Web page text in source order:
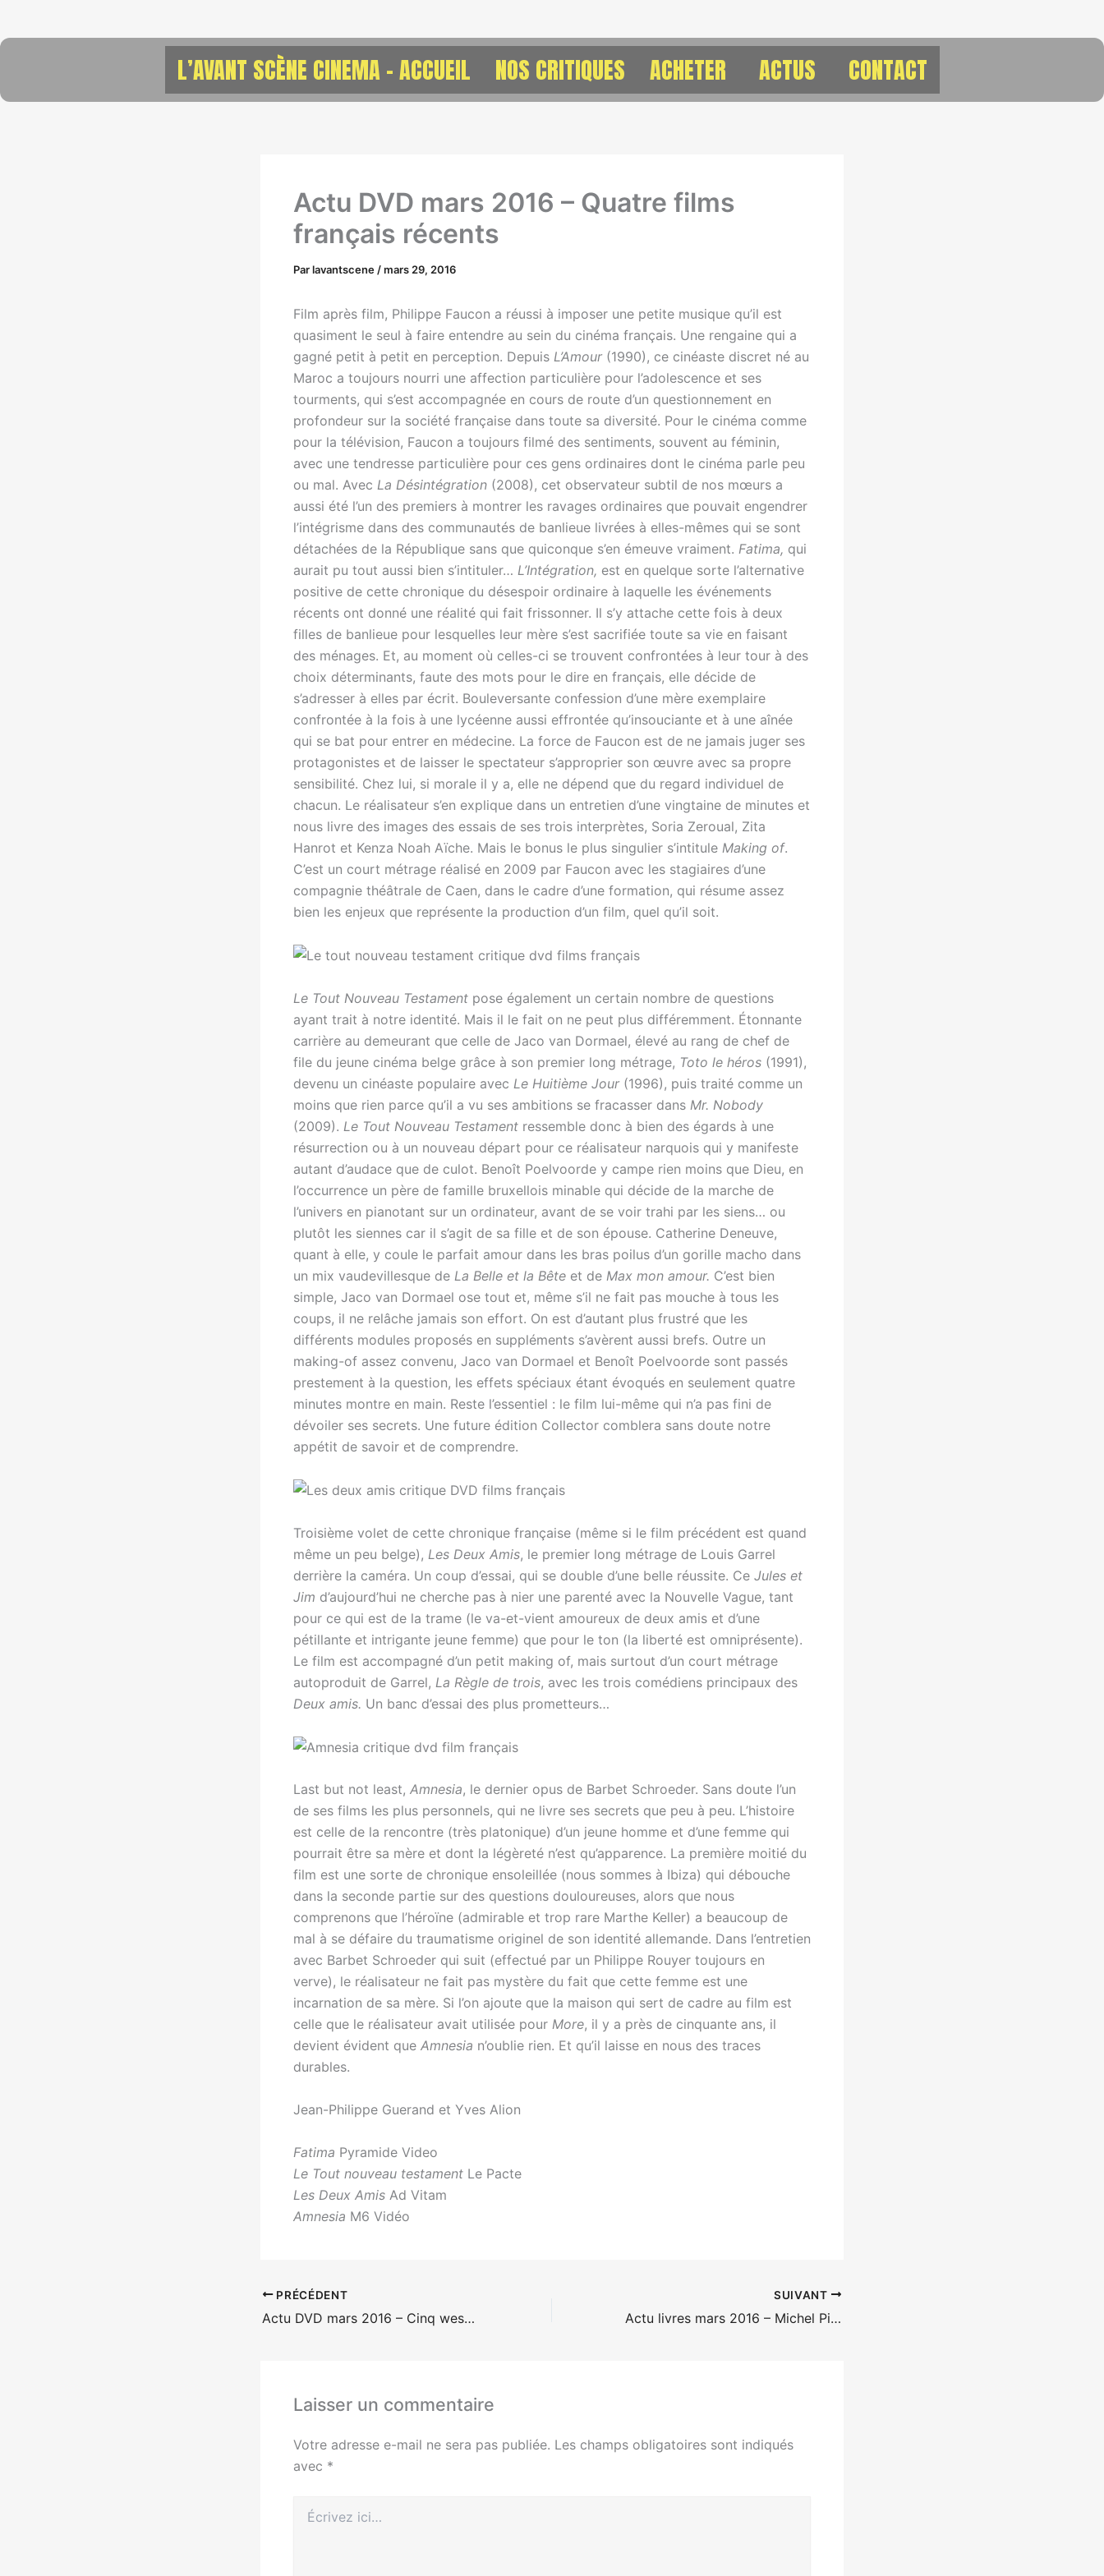
L’AVANT SCÈNE CINEMA – ACCUEIL NOS CRITIQUES ACHETER ACTUS CONTACT
Actu DVD mars 2016 – Quatre films
français récents
Parlavantscene /mars 29, 2016
Film après film, Philippe Faucon a réussi à imposer une petite musique qu’il est
quasiment le seul à faire entendre au sein du cinéma français. Une rengaine qui a
gagné petit à petit en perception. Depuis L’Amour(1990), ce cinéaste discret né au
Maroc a toujours nourri une affection particulière pour l’adolescence et ses
tourments, qui s’est accompagnée en cours de route d’un questionnement en
profondeur sur la société française dans toute sa diversité. Pour le cinéma comme
pour la télévision, Faucon a toujours filmé des sentiments, souvent au féminin,
avec une tendresse particulière pour ces gens ordinaires dont le cinéma parle peu
ou mal. Avec La Désintégration (2008), cet observateur subtil de nos mœurs a
aussi été l’un des premiers à montrer les ravages ordinaires que pouvait engendrer
l’intégrisme dans des communautés de banlieue livrées à elles-mêmes qui se sont
détachées de la République sans que quiconque s’en émeuve vraiment. Fatima, qui
aurait pu tout aussi bien s’intituler… L’Intégration, est en quelque sorte l’alternative
positive de cette chronique du désespoir ordinaire à laquelle les événements
récents ont donné une réalité qui fait frissonner. Il s’y attache cette fois à deux
filles de banlieue pour lesquelles leur mère s’est sacrifiée toute sa vie en faisant
des ménages. Et, au moment où celles-ci se trouvent confrontées à leur tour à des
choix déterminants, faute des mots pour le dire en français, elle décide de
s’adresser à elles par écrit. Bouleversante confession d’une mère exemplaire
confrontée à la fois à une lycéenne aussi effrontée qu’insouciante et à une aînée
qui se bat pour entrer en médecine. La force de Faucon est de ne jamais juger ses
protagonistes et de laisser le spectateur s’approprier son œuvre avec sa propre
sensibilité. Chez lui, si morale il y a, elle ne dépend que du regard individuel de
chacun. Le réalisateur s’en explique dans un entretien d’une vingtaine de minutes et
nous livre des images des essais de ses trois interprètes, Soria Zeroual, Zita
Hanrot et Kenza Noah Aïche. Mais le bonus le plus singulier s’intitule Making of.
C’est un court métrage réalisé en 2009 par Faucon avec les stagiaires d’une
compagnie théâtrale de Caen, dans le cadre d’une formation, qui résume assez
bien les enjeux que représente la production d’un film, quel qu’il soit.
Le Tout Nouveau Testament pose également un certain nombre de questions
ayant trait à notre identité. Mais il le fait on ne peut plus différemment. Étonnante
carrière au demeurant que celle de Jaco van Dormael, élevé au rang de chef de
file du jeune cinéma belge grâce à son premier long métrage, Toto le héros (1991),
devenu un cinéaste populaire avec Le Huitième Jour(1996), puis traité comme un
moins que rien parce qu’il a vu ses ambitions se fracasser dans Mr. Nobody
(2009). Le Tout Nouveau Testament ressemble donc à bien des égards à une
résurrection ou à un nouveau départ pour ce réalisateur narquois qui y manifeste
autant d’audace que de culot. Benoît Poelvoorde y campe rien moins que Dieu, en
l’occurrence un père de famille bruxellois minable qui décide de la marche de
l’univers en pianotant sur un ordinateur, avant de se voir trahi par les siens… ou
plutôt les siennes car il s’agit de sa fille et de son épouse. Catherine Deneuve,
quant à elle, y coule le parfait amour dans les bras poilus d’un gorille macho dans
un mix vaudevillesque de La Belle et la Bête et de Max mon amour. C’est bien
simple, Jaco van Dormael ose tout et, même s’il ne fait pas mouche à tous les
coups, il ne relâche jamais son effort. On est d’autant plus frustré que les
différents modules proposés en suppléments s’avèrent aussi brefs. Outre un
making-of assez convenu, Jaco van Dormael et Benoît Poelvoorde sont passés
prestement à la question, les effets spéciaux étant évoqués en seulement quatre
minutes montre en main. Reste l’essentiel : le film lui-même qui n’a pas fini de
dévoiler ses secrets. Une future édition Collector comblera sans doute notre
appétit de savoir et de comprendre.
Troisième volet de cette chronique française (même si le film précédent est quand
même un peu belge), Les Deux Amis, le premier long métrage de Louis Garrel
derrière la caméra. Un coup d’essai, qui se double d’une belle réussite. Ce Jules et
Jim d’aujourd’hui ne cherche pas à nier une parenté avec la Nouvelle Vague, tant
pour ce qui est de la trame (le va-et-vient amoureux de deux amis et d’une
pétillante et intrigante jeune femme) que pour le ton (la liberté est omniprésente).
Le film est accompagné d’un petit making of, mais surtout d’un court métrage
autoproduit de Garrel, La Règle de trois, avec les trois comédiens principaux des
Deux amis. Un banc d’essai des plus prometteurs…
Last but not least, Amnesia, le dernier opus de Barbet Schroeder. Sans doute l’un
de ses films les plus personnels, qui ne livre ses secrets que peu à peu. L’histoire
est celle de la rencontre (très platonique) d’un jeune homme et d’une femme qui
pourrait être sa mère et dont la légèreté n’est qu’apparence. La première moitié du
film est une sorte de chronique ensoleillée (nous sommes à Ibiza) qui débouche
dans la seconde partie sur des questions douloureuses, alors que nous
comprenons que l’héroïne (admirable et trop rare Marthe Keller) a beaucoup de
mal à se défaire du traumatisme originel de son identité allemande. Dans l’entretien
avec Barbet Schroeder qui suit (effectué par un Philippe Rouyer toujours en
verve), le réalisateur ne fait pas mystère du fait que cette femme est une
incarnation de sa mère. Si l’on ajoute que la maison qui sert de cadre au film est
celle que le réalisateur avait utilisée pour More, il y a près de cinquante ans, il
devient évident que Amnesia n’oublie rien. Et qu’il laisse en nous des traces
durables.
Jean-Philippe Guerand et Yves Alion
Fatima Pyramide Video
Le Tout nouveau testament Le Pacte
Les Deux Amis Ad Vitam
Amnesia M6 Vidéo
PRÉCÉDENT
Actu DVD mars 2016 – Cinq westerns
SUIVANT
Actu livres mars 2016 – Michel Piccoli
Laisser un commentaire
Votre adresse e-mail ne sera pas publiée. Les champs obligatoires sont indiqués
avec *
ici…